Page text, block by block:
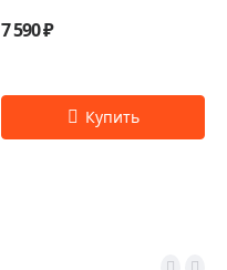
7 590 ₽